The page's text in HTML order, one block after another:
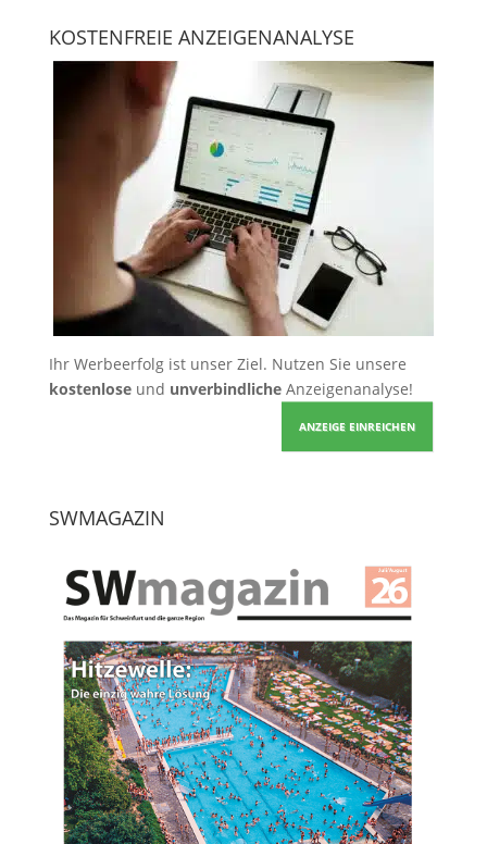
KOSTENFREIE ANZEIGENANALYSE
Ihr Werbeerfolg ist unser Ziel. Nutzen Sie unsere
kostenloseund unverbindlicheAnzeigenanalyse!
ANZEIGE EINREICHEN
SWMAGAZIN